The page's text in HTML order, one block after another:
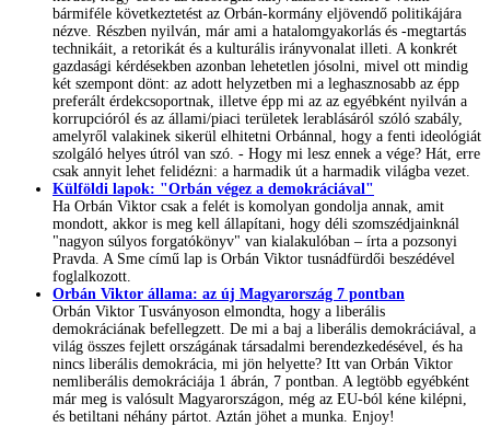
bármiféle következtetést az Orbán-kormány eljövendő politikájára
nézve. Részben nyilván, már ami a hatalomgyakorlás és -megtartás
technikáit, a retorikát és a kulturális irányvonalat illeti. A konkrét
gazdasági kérdésekben azonban lehetetlen jósolni, mivel ott mindig
két szempont dönt: az adott helyzetben mi a leghasznosabb az épp
preferált érdekcsoportnak, illetve épp mi az az egyébként nyilván a
korrupcióról és az állami/piaci területek lerablásáról szóló szabály,
amelyről valakinek sikerül elhitetni Orbánnal, hogy a fenti ideológiát
szolgáló helyes útról van szó. - Hogy mi lesz ennek a vége? Hát, erre
csak annyit lehet felidézni: a harmadik út a harmadik világba vezet.
Külföldi lapok: "Orbán végez a demokráciával"
Ha Orbán Viktor csak a felét is komolyan gondolja annak, amit
mondott, akkor is meg kell állapítani, hogy déli szomszédjainknál
"nagyon súlyos forgatókönyv" van kialakulóban – írta a pozsonyi
Pravda. A Sme című lap is Orbán Viktor tusnádfürdői beszédével
foglalkozott.
Orbán Viktor állama: az új Magyarország 7 pontban
Orbán Viktor Tusványoson elmondta, hogy a liberális
demokráciának befellegzett. De mi a baj a liberális demokráciával, a
világ összes fejlett országának társadalmi berendezkedésével, és ha
nincs liberális demokrácia, mi jön helyette? Itt van Orbán Viktor
nemliberális demokráciája 1 ábrán, 7 pontban. A legtöbb egyébként
már meg is valósult Magyarországon, még az EU-ból kéne kilépni,
és betiltani néhány pártot. Aztán jöhet a munka. Enjoy!